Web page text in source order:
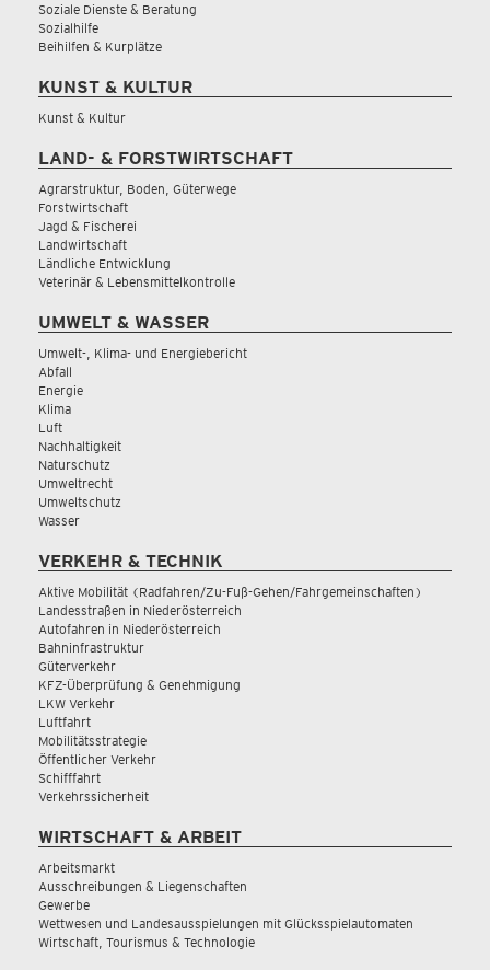
Soziale Dienste & Beratung
Sozialhilfe
Beihilfen & Kurplätze
KUNST & KULTUR
Kunst & Kultur
LAND- & FORSTWIRTSCHAFT
Agrarstruktur, Boden, Güterwege
Forstwirtschaft
Jagd & Fischerei
Landwirtschaft
Ländliche Entwicklung
Veterinär & Lebensmittelkontrolle
UMWELT & WASSER
Umwelt-, Klima- und Energiebericht
Abfall
Energie
Klima
Luft
Nachhaltigkeit
Naturschutz
Umweltrecht
Umweltschutz
Wasser
VERKEHR & TECHNIK
Aktive Mobilität (Radfahren/Zu-Fuß-Gehen/Fahrgemeinschaften)
Landesstraßen in Niederösterreich
Autofahren in Niederösterreich
Bahninfrastruktur
Güterverkehr
KFZ-Überprüfung & Genehmigung
LKW Verkehr
Luftfahrt
Mobilitätsstrategie
Öffentlicher Verkehr
Schifffahrt
Verkehrssicherheit
WIRTSCHAFT & ARBEIT
Arbeitsmarkt
Ausschreibungen & Liegenschaften
Gewerbe
Wettwesen und Landesausspielungen mit Glücksspielautomaten
Wirtschaft, Tourismus & Technologie